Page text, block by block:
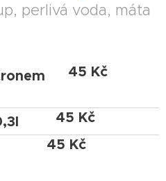
perlivá voda, máta
45 Kč
45 Kč
45 Kč